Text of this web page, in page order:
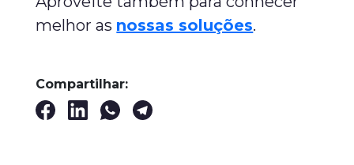
melhor as nossas soluções.
Compartilhar: